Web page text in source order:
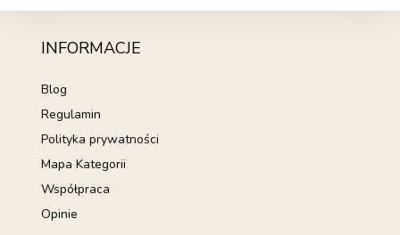
INFORMACJE
Blog
Regulamin
Polityka prywatności
Mapa Kategorii
Współpraca
Opinie